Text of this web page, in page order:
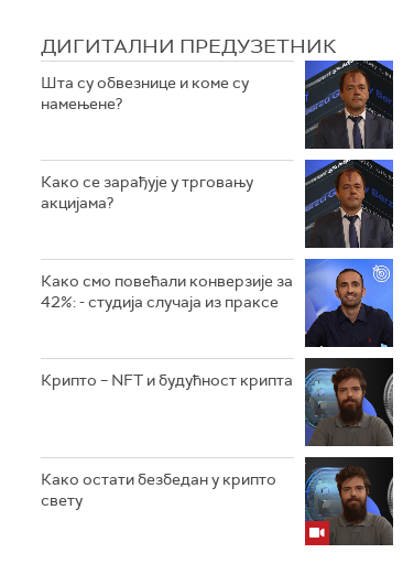
ДИГИТАЛНИ ПРЕДУЗЕТНИК
Шта су обвезнице и коме су
намењене?
Како се зарађује у трговању
акцијама?
Како смо повећали конверзије за
42%: - студија случаја из праксе
Крипто – NFT и будућност крипта
Како остати безбедан у крипто
свету